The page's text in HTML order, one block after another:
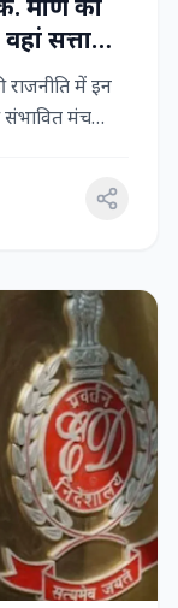
सत्ता
पर जोरमें इन
संभावित मंच